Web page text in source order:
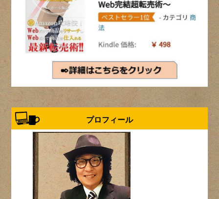
プロフィール